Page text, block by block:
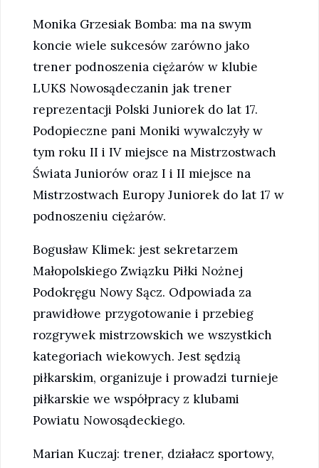
Monika Grzesiak Bomba: ma na swym
koncie wiele sukcesów zarówno jako
trener podnoszenia ciężarów w klubie
LUKS Nowosądeczanin jak trener
reprezentacji Polski Juniorek do lat 17.
Podopieczne pani Moniki wywalczyły w
tym roku II i IV miejsce na Mistrzostwach
Świata Juniorów oraz I i II miejsce na
Mistrzostwach Europy Juniorek do lat 17 w
podnoszeniu ciężarów.
Bogusław Klimek: jest sekretarzem
Małopolskiego Związku Piłki Nożnej
Podokręgu Nowy Sącz. Odpowiada za
prawidłowe przygotowanie i przebieg
rozgrywek mistrzowskich we wszystkich
kategoriach wiekowych. Jest sędzią
piłkarskim, organizuje i prowadzi turnieje
piłkarskie we współpracy z klubami
Powiatu Nowosądeckiego.
Marian Kuczaj: trener, działacz sportowy,